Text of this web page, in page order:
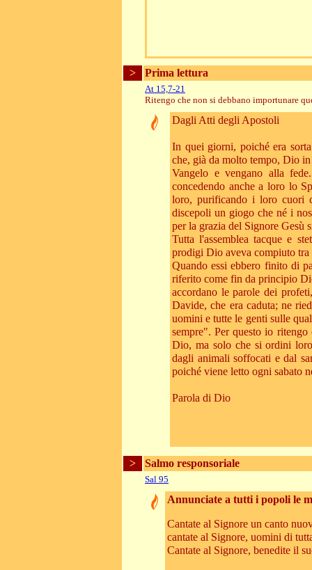
> Prima lettura
At 15,7-21
Ritengo che non si debbano importunare
Dagli Atti degli Apostoli
In quei giorni, poiché era
che, già da molto tempo, Dio
Vangelo e vengano alla
concedendo anche a loro lo
loro, purificando i loro cuori
discepoli un giogo che né i
per la grazia del Signore Gesù
Tutta l'assemblea tacque e
prodigi Dio aveva compiuto
Quando essi ebbero finito di
riferito come fin da principio
accordano le parole dei
Davide, che era caduta; ne
uomini e tutte le genti sulle
sempre". Per questo io
Dio, ma solo che si ordini
dagli animali soffocati e dal
poiché viene letto ogni sabato
Parola di Dio
> Salmo responsoriale
Sal 95
Annunciate a tutti i popoli le
Cantate al Signore un canto
cantate al Signore, uomini di
Cantate al Signore, benedite il